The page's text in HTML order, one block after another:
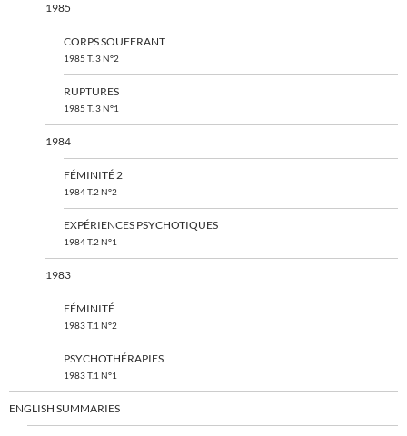
1985
CORPS SOUFFRANT
1985 T. 3 N°2
RUPTURES
1985 T. 3 N°1
1984
FÉMINITÉ 2
1984 T.2 N°2
EXPÉRIENCES PSYCHOTIQUES
1984 T.2 N°1
1983
FÉMINITÉ
1983 T.1 N°2
PSYCHOTHÉRAPIES
1983 T.1 N°1
ENGLISH SUMMARIES